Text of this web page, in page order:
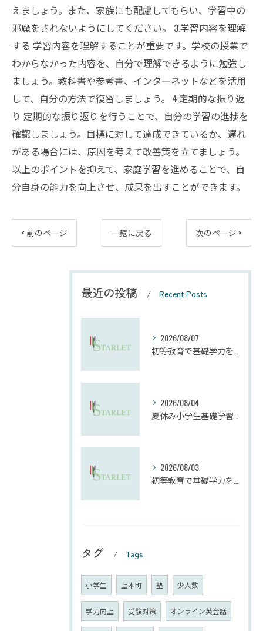
えましょう。また、家族にも配慮してもらい、学習中の
邪魔をされないようにしてください。 3.学習内容を理解
する 学習内容を理解することが重要です。学校の授業で
わからなかった内容を、自分で理解できるように勉強し
ましょう。教科書や参考書、インターネットなどを活用
して、自分の方法で復習しましょう。 4.定期的な振り返
り 定期的な振り返りを行うことで、自分の学習の進捗を
確認しましょう。目標に対して達成できているか、遅れ
がある場合には、原因を考えて改善策を立てましょう。
以上のポイントを抑えて、家庭学習を進めることで、自
分自身の能力を向上させ、成果を出すことができます。
< 前のページ 一覧に戻る 次のページ >
最近の投稿 Recent Posts
2026/08/07
2026/08/04
2026/08/03
タグ Tags
小学生 上本町 塾 少人数
学力向上 受験対策 オンライン英会話